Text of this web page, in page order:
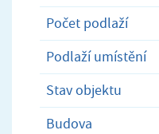
Počet podlaží
Podlaží umístění
Stav objektu
Budova